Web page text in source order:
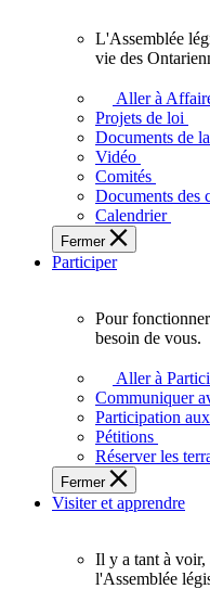
l'Ontario.
L'Assemblée
adopte
touchent
des
Ontariennes
et
L'Assemblée
vie des
Aller à
Projets de loi
Documents de
Vidéo
Comités
Documents des
Calendrier
Fermer
Participer
plein
potentiel,
l'Assemblée
a
besoin
de
Pour
besoin de vous.
Aller à
Communiquer
Participation
Pétitions
Réserver les
Fermer
Visiter et apprendre
Il y a tant à voir,
l'Assemblée